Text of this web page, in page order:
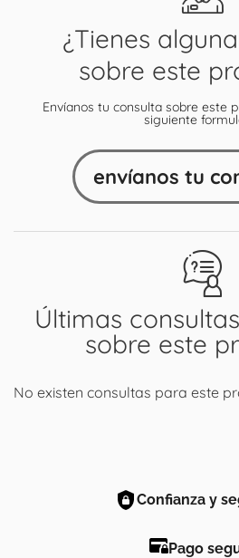
Últimas
sobre este
No existen consultas para este
¿Tienes
sobre este
Envíanos tu consulta sobre este
siguiente
envíanos tu
Confianza y
Pago